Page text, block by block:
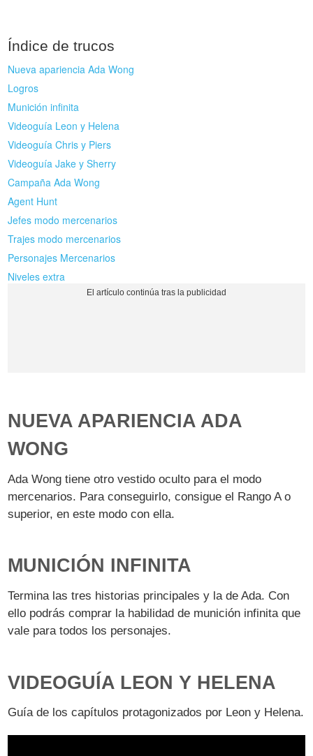
Índice de trucos
Nueva apariencia Ada Wong
Logros
Munición infinita
Videoguía Leon y Helena
Videoguía Chris y Piers
Videoguía Jake y Sherry
Campaña Ada Wong
Agent Hunt
Jefes modo mercenarios
Trajes modo mercenarios
Personajes Mercenarios
Niveles extra
NUEVA APARIENCIA ADA
WONG
Ada Wong tiene otro vestido oculto para el modo
mercenarios. Para conseguirlo, consigue el Rango A o
superior, en este modo con ella.
MUNICIÓN INFINITA
Termina las tres historias principales y la de Ada. Con
ello podrás comprar la habilidad de munición infinita que
vale para todos los personajes.
VIDEOGUÍA LEON Y HELENA
Guía de los capítulos protagonizados por Leon y Helena.